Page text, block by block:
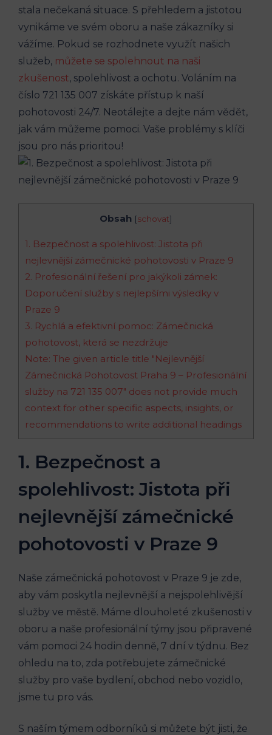
stala nečekaná situace. S přehledem a jistotou
vynikáme ve svém oboru a naše zákazníky si
vážíme. Pokud se rozhodnete využít našich
služeb, můžete se spolehnout na naši
zkušenost, spolehlivost a ochotu. Voláním na
číslo 721 135 007 získáte přístup k naší
pohotovosti 24/7. Neotálejte a dejte nám vědět,
jak vám můžeme pomoci. Vaše problémy s klíči
jsou pro nás prioritou!
Obsah [schovat]
1. Bezpečnost a spolehlivost: Jistota při
nejlevnější zámečnické pohotovosti v Praze 9
2. Profesionální řešení pro jakýkoli zámek:
Doporučení služby s nejlepšími výsledky v
Praze 9
3. Rychlá a efektivní pomoc: Zámečnická
pohotovost, která se nezdržuje
Note: The given article title "Nejlevnější
Zámečnická Pohotovost Praha 9 – Profesionální
služby na 721 135 007" does not provide much
context for other specific aspects, insights, or
recommendations to write additional headings
1. Bezpečnost a
spolehlivost: Jistota při
nejlevnější zámečnické
pohotovosti v Praze 9
Naše zámečnická pohotovost v Praze 9 je zde,
aby vám poskytla nejlevnější a nejspolehlivější
služby ve městě. Máme dlouholeté zkušenosti v
oboru a naše profesionální týmy jsou připravené
vám pomoci 24 hodin denně, 7 dní v týdnu. Bez
ohledu na to, zda potřebujete zámečnické
služby pro vaše bydlení, obchod nebo vozidlo,
jsme tu pro vás.
S naším týmem odborníků si můžete být jisti, že